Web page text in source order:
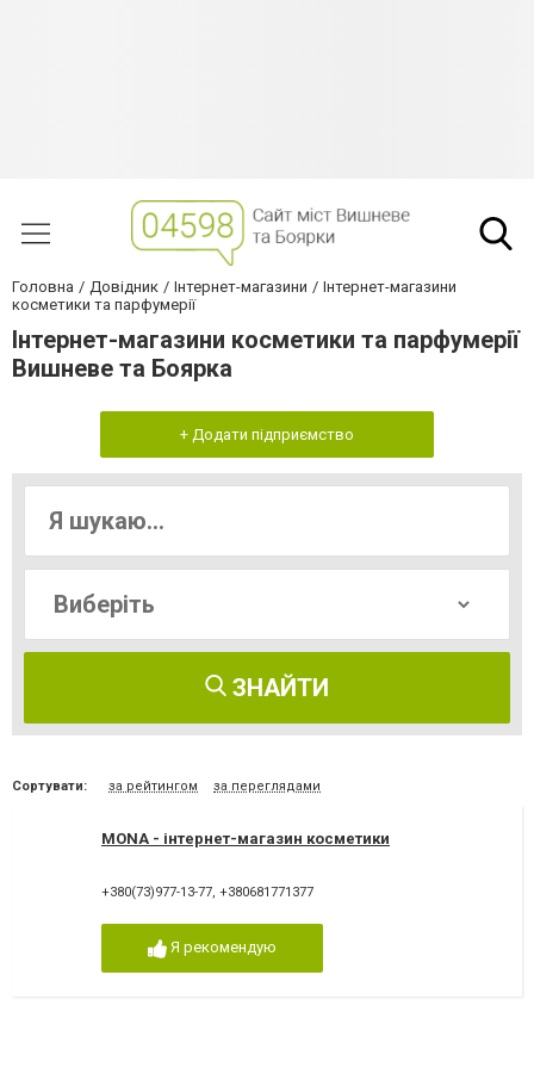
Головна Довідник Інтернет-магазини
Інтернет-магазини
косметики та парфумерії
Інтернет-магазини косметики та парфумерії
Вишневе та Боярка
+ Додати підприємство
ЗНАЙТИ
Сортувати: за рейтингом за переглядами
MONA - інтернет-магазин косметики
+380(73)977-13-77, +380681771377
Я рекомендую